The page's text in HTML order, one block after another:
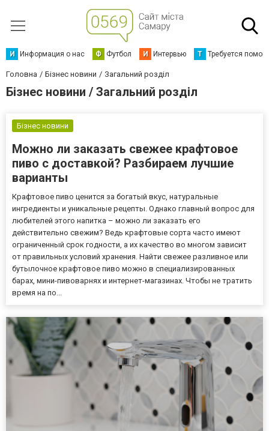
И Информация о нас Ф Футбол И Интервью Т Требуется
Головна Бізнес новини Загальний розділ
Бізнес новини / Загальний розділ
Бізнес новини
Можно ли заказать свежее крафтовое
пиво с доставкой? Разбираем лучшие
варианты
Крафтовое пиво ценится за богатый вкус, натуральные
ингредиенты и уникальные рецепты. Однако главный вопрос для
любителей этого напитка – можно ли заказать его
действительно свежим? Ведь крафтовые сорта часто имеют
ограниченный срок годности, а их качество во многом зависит
от правильных условий хранения. Найти свежее разливное или
бутылочное крафтовое пиво можно в специализированных
барах, мини-пивоварнях и интернет-магазинах. Чтобы не тратить
время на по...